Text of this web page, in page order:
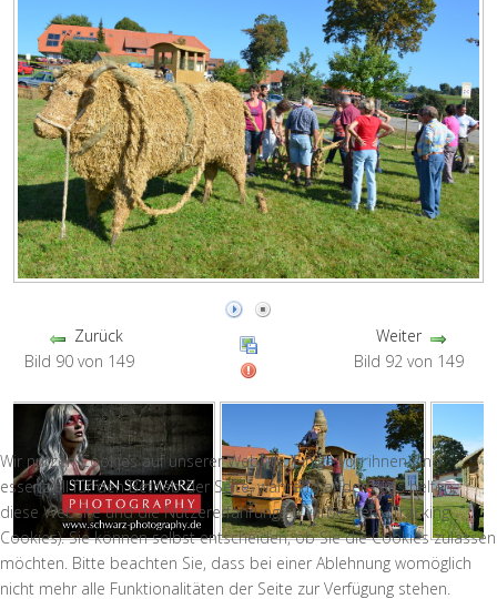
Zurück
Bild 90 von 149
Weiter
Bild 92 von 149
Wir nutzen Cookies auf unserer Website. Einige von ihnen sind
essenziell für den Betrieb der Seite, während andere uns helfen,
diese Website und die Nutzererfahrung zu verbessern (Tracking
Cookies). Sie können selbst entscheiden, ob Sie die Cookies zulassen
möchten. Bitte beachten Sie, dass bei einer Ablehnung womöglich
nicht mehr alle Funktionalitäten der Seite zur Verfügung stehen.